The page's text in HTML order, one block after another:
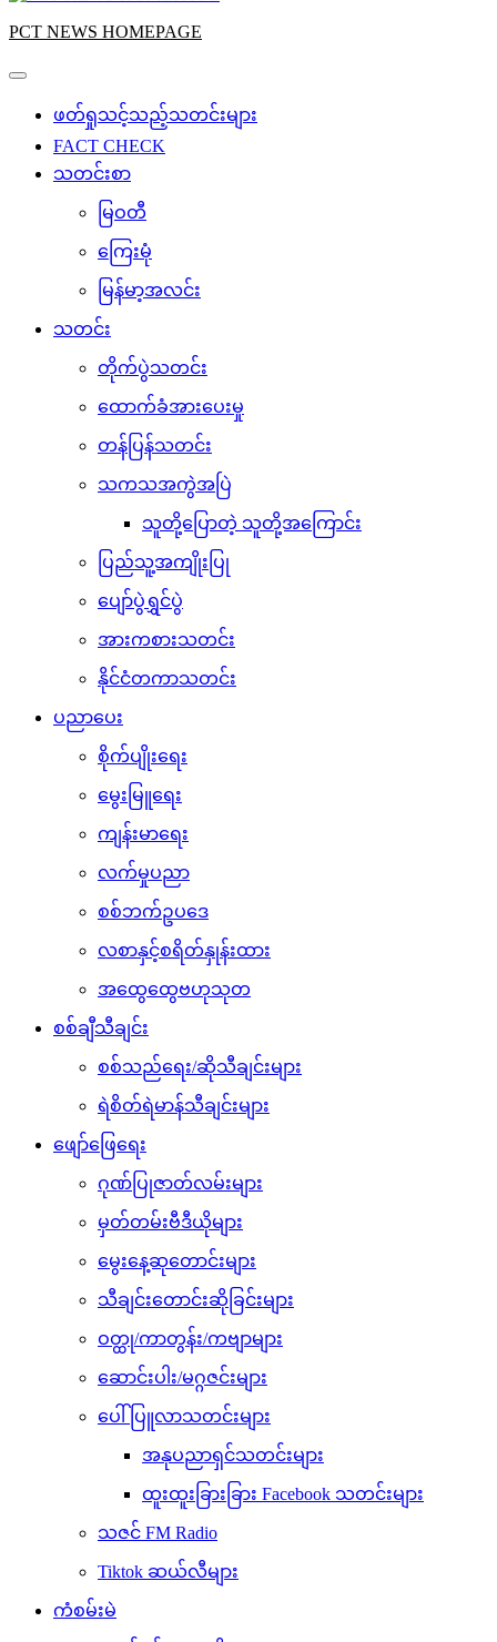
PCT NEWS HOMEPAGE
ဖတ်ရှုသင့်သည့်သတင်းများ
FACT CHECK
သတင်းစာ
မြဝတီ
ကြေးမုံ
မြန်မာ့အလင်း
သတင်း
တိုက်ပွဲသတင်း
ထောက်ခံအားပေးမှု
တန်ပြန်သတင်း
သကသအကွဲအပြဲ
သူတို့ပြောတဲ့ သူတို့အကြောင်း
ပြည်သူ့အကျိုးပြု
ပျော်ပွဲရွှင်ပွဲ
အားကစားသတင်း
နိုင်ငံတကာသတင်း
ပညာပေး
စိုက်ပျိုးရေး
မွေးမြူရေး
ကျန်းမာရေး
လက်မှုပညာ
စစ်ဘက်ဥပဒေ
လစာနှင့်စရိတ်နှုန်းထား
အထွေထွေဗဟုသုတ
စစ်ချီသီချင်း
စစ်သည်ရေး/ဆိုသီချင်းများ
ရဲစိတ်ရဲမာန်သီချင်းများ
ဖျော်ဖြေရေး
ဂုဏ်ပြုဇာတ်လမ်းများ
မှတ်တမ်းဗီဒီယိုများ
မွေးနေ့ဆုတောင်းများ
သီချင်းတောင်းဆိုခြင်းများ
ဝတ္ထု/ကာတွန်း/ကဗျာများ
ဆောင်းပါး/မဂ္ဂဇင်းများ
ပေါ်ပြူလာသတင်းများ
အနုပညာရှင်သတင်းများ
ထူးထူးခြားခြား Facebook သတင်းများ
သဇင် FM Radio
Tiktok ဆယ်လီများ
ကံစမ်းမဲ